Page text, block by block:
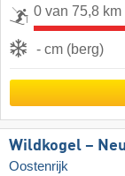
0 van 75,8
- cm (berg)
Wildkogel –
Oostenrijk